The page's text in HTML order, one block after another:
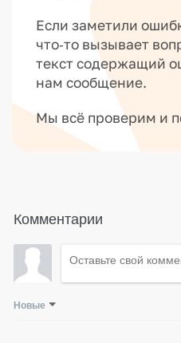
Если заметили
что‑то вызывает
текст содержащий
нам сообщение.
Мы всё проверим и
Комментарии
Новые